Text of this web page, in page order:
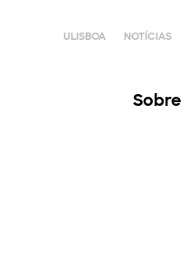
ULISBOA NOTÍCIAS
Sobre